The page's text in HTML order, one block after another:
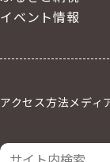
イベント情報
アクセス方法メディ
サイト内検索